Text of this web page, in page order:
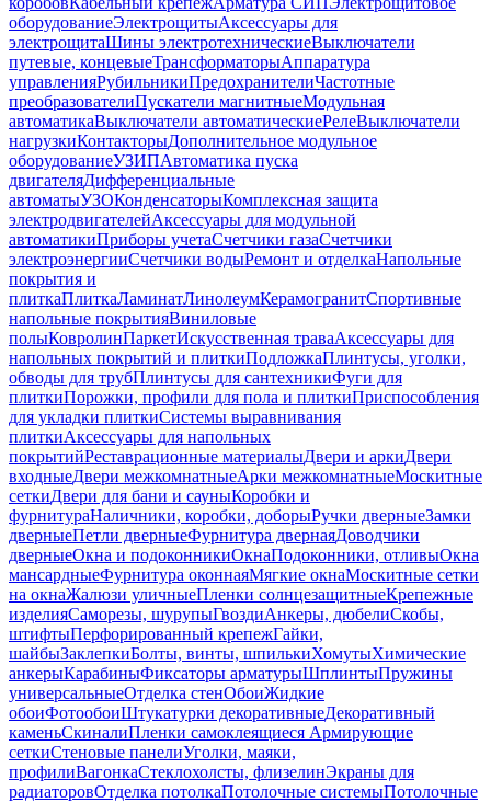
оборудованиеЭлектрощитыАксессуары для
электрощитаШины электротехническиеВыключатели
путевые, концевыеТрансформаторыАппаратура
управленияРубильникиПредохранителиЧастотные
преобразователиПускатели магнитныеМодульная
автоматикаВыключатели автоматическиеРелеВыключатели
нагрузкиКонтакторыДополнительное модульное
оборудованиеУЗИПАвтоматика пуска
двигателяДифференциальные
автоматыУЗОКонденсаторыКомплексная защита
электродвигателейАксессуары для модульной
автоматикиПриборы учетаСчетчики газаСчетчики
электроэнергииСчетчики водыРемонт и отделкаНапольные
покрытия и
плиткаПлиткаЛаминатЛинолеумКерамогранитСпортивные
напольные покрытияВиниловые
полыКовролинПаркетИскусственная траваАксессуары для
напольных покрытий и плиткиПодложкаПлинтусы, уголки,
обводы для трубПлинтусы для сантехникиФуги для
плиткиПорожки, профили для пола и плиткиПриспособления
для укладки плиткиСистемы выравнивания
плиткиАксессуары для напольных
покрытийРеставрационные материалыДвери и аркиДвери
входныеДвери межкомнатныеАрки межкомнатныеМоскитные
сеткиДвери для бани и сауныКоробки и
фурнитураНаличники, коробки, доборыРучки дверныеЗамки
дверныеПетли дверныеФурнитура двернаяДоводчики
дверныеОкна и подоконникиОкнаПодоконники, отливыОкна
мансардныеФурнитура оконнаяМягкие окнаМоскитные сетки
на окнаЖалюзи уличныеПленки солнцезащитныеКрепежные
изделияСаморезы, шурупыГвоздиАнкеры, дюбелиСкобы,
штифтыПерфорированный крепежГайки,
шайбыЗаклепкиБолты, винты, шпилькиХомутыХимические
анкерыКарабиныФиксаторы арматурыШплинтыПружины
универсальныеОтделка стенОбоиЖидкие
обоиФотообоиШтукатурки декоративныеДекоративный
каменьСкиналиПленки самоклеящиеся Армирующие
сеткиСтеновые панелиУголки, маяки,
профилиВагонкаСтеклохолсты, флизелинЭкраны для
радиаторовОтделка потолкаПотолочные системыПотолочные